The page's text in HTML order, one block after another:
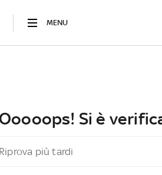
MENU
Si è
Riprova più tardi